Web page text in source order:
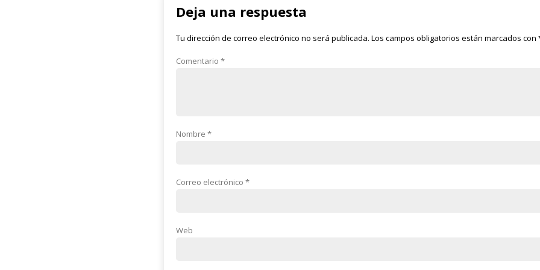
Deja una respuesta
Tu dirección de correo electrónico no será publicada. Los campos obligatorios están marcados con
Comentario *
Nombre *
Correo electrónico *
Web